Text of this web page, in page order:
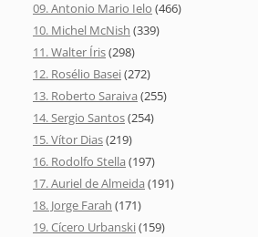
09. Antonio Mario Ielo (466)
10. Michel McNish (339)
11. Walter Íris(298)
12. Rosélio Basei(272)
13. Roberto Saraiva (255)
14. Sergio Santos(254)
15. Vítor Dias(219)
16. Rodolfo Stella (197)
17. Auriel de Almeida (191)
18. Jorge Farah (171)
19. Cícero Urbanski(159)